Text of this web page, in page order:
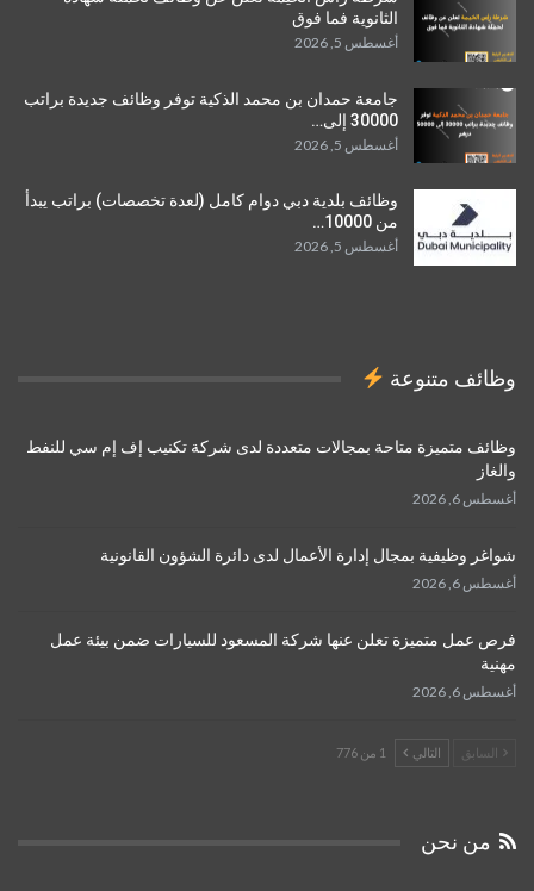
الثانوية فما فوق
أغسطس 5, 2026
جامعة حمدان بن محمد الذكية توفر وظائف جديدة براتب
30000 إلى…
أغسطس 5, 2026
وظائف بلدية دبي دوام كامل (لعدة تخصصات) براتب يبدأ
من 10000…
أغسطس 5, 2026
وظائف متنوعة
وظائف متميزة متاحة بمجالات متعددة لدى شركة تكنيب إف إم سي للنفط
والغاز
أغسطس 6, 2026
شواغر وظيفية بمجال إدارة الأعمال لدى دائرة الشؤون القانونية
أغسطس 6, 2026
فرص عمل متميزة تعلن عنها شركة المسعود للسيارات ضمن بيئة عمل
مهنية
أغسطس 6, 2026
السابق التالي 1 من 776
من نحن